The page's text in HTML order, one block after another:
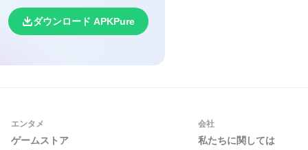
台なので、安定したWi-Fi
してから始めると安心です。
ンストールが完了したら、電
ョンでは、送金や支払いの前に
ダウンロード APKPure
エンタメ
ゲームストア
会社
私たちに関しては